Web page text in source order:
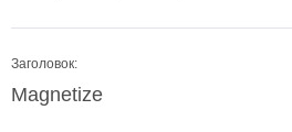
Заголовок:
Magnetize